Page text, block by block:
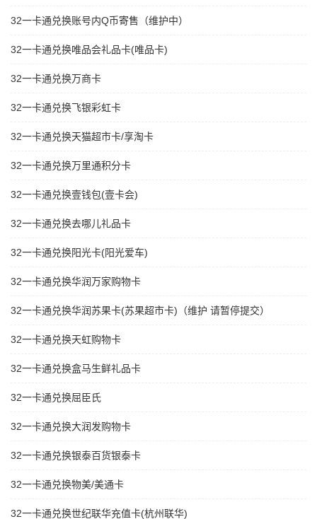
32一卡通兑换账号内Q币寄售（维护中）
32一卡通兑换唯品会礼品卡(唯品卡)
32一卡通兑换万商卡
32一卡通兑换飞银彩虹卡
32一卡通兑换天猫超市卡/享淘卡
32一卡通兑换万里通积分卡
32一卡通兑换壹钱包(壹卡会)
32一卡通兑换去哪儿礼品卡
32一卡通兑换阳光卡(阳光爱车)
32一卡通兑换华润万家购物卡
32一卡通兑换华润苏果卡(苏果超市卡)（维护 请暂停提交）
32一卡通兑换天虹购物卡
32一卡通兑换盒马生鲜礼品卡
32一卡通兑换屈臣氏
32一卡通兑换大润发购物卡
32一卡通兑换银泰百货银泰卡
32一卡通兑换物美/美通卡
32一卡通兑换世纪联华充值卡(杭州联华)